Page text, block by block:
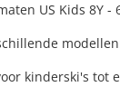
US Kids 8Y -
kinderski's tot